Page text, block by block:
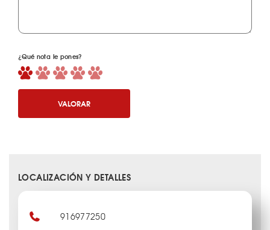
¿Qué nota le pones?
VALORAR
LOCALIZACIÓN Y DETALLES
916977250